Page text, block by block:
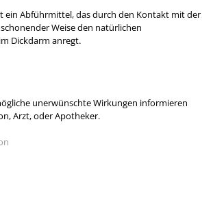
ein Abführmittel, das durch den Kontakt mit der
Weise den natürlichen
Dickdarm anregt.
unerwünschte Wirkungen informieren
Arzt, oder Apotheker.